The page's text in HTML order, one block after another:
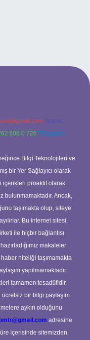
Teams:
606 0 726 Telegram:
Bilgi Teknolojileri ve
bir Yer Sağlayıcı olarak
içerikleri proaktif olarak
bulunmamaktadır. Ancak,
taşımakta olup, siteye
Bu internet sitesi,
ile hiçbir bağlantısı
makaleler
niteliği taşımamakta
yapılmamaktadır.
tamamen tesadüfidir.
bir bilgi paylaşım
aykırı olduğunu
adresine
içerisinde sitemizden